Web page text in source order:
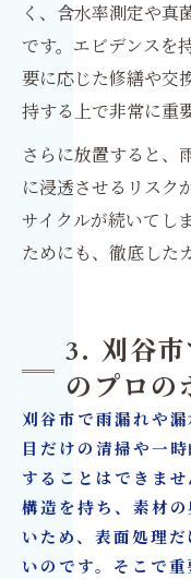
く、含水率測定や真
です。エビデンスを
要に応じた修繕や交
持する上で非常に重
さらに放置すると、
に浸透させるリスク
サイクルが続いてし
ためにも、徹底した
3. 刈谷市
のプロの
刈谷市で雨漏れや
目だけの清掃や一
することはできま
構造を持ち、素材
いため、表面処理
いのです。そこで